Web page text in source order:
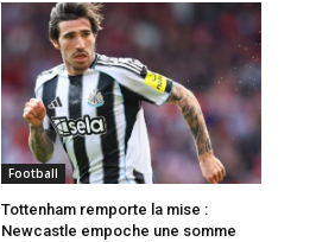
Football
Tottenham remporte la mise :
Newcastle empoche une somme